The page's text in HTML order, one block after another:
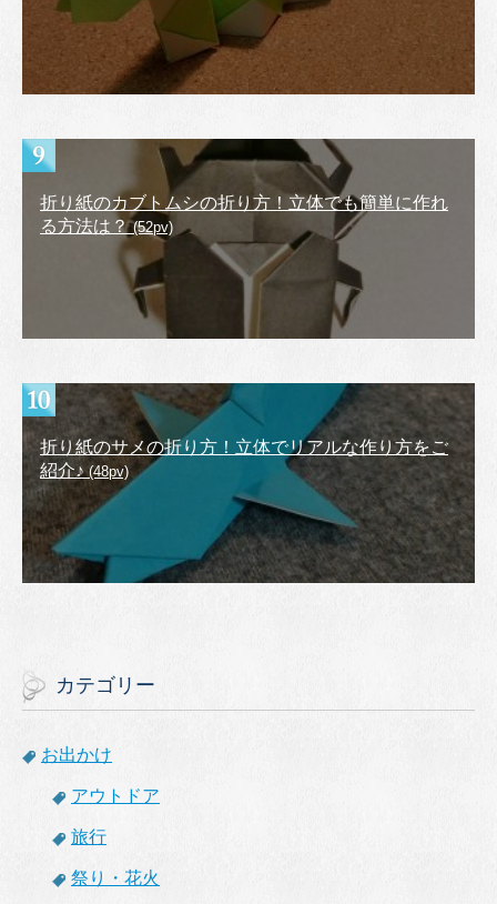
折り紙のカブトムシの折り方！立体でも簡単に作れ
る方法は？(52pv)
折り紙のサメの折り方！立体でリアルな作り方をご
紹介♪(48pv)
カテゴリー
お出かけ
アウトドア
旅行
祭り・花火